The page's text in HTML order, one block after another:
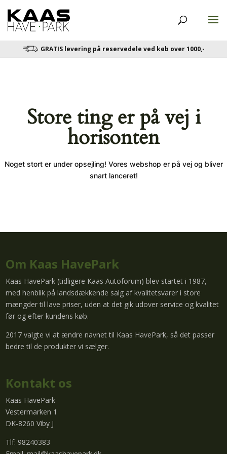
GRATIS levering på reservedele ved køb over 1000,-
Store ting er på vej i
horisonten
Noget stort er under opsejling! Vores webshop er på vej og bliver
snart lanceret!
Om Kaas HavePark
Kaas HavePark (tidligere Kaas Autoforum) blev startet i 1987,
med henblik på landsdækkende salg af kvalitetsvarer i store
mængder til lave priser, uden at det gik udover service og kvalitet
før og efter kundens køb.
2017 valgte vi at ændre navnet til Kaas HavePark, så det passer
bedre til de produkter vi sælger.
Kontakt os
Kaas HavePark
Vestermarken 1
DK-8260 Viby J
Tlf: 98240383